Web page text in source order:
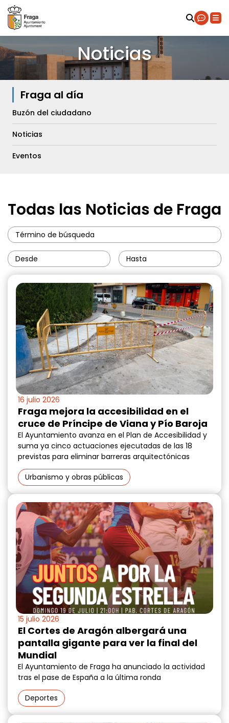
Noticias
Fraga al día
Buzón del ciudadano
Noticias
Eventos
Todas las Noticias de Fraga
16 julio 2026
Fraga mejora la accesibilidad en el
cruce de Príncipe de Viana y Pío Baroja
El Ayuntamiento avanza en el Plan de Accesibilidad y
suma ya cinco actuaciones ejecutadas de las 18
previstas para eliminar barreras arquitectónicas
Urbanismo y obras públicas
15 julio 2026
El Cortes de Aragón albergará una
pantalla gigante para ver la final del
Mundial
El Ayuntamiento de Fraga ha anunciado la actividad
tras el pase de España a la última ronda
Deportes